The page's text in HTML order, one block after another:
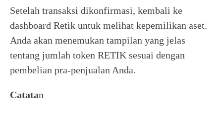
Setelah transaksi dikonfirmasi, kembali ke
dashboard Retik untuk melihat kepemilikan aset.
Anda akan menemukan tampilan yang jelas
tentang jumlah token RETIK sesuai dengan
pembelian pra-penjualan Anda.
Catatan